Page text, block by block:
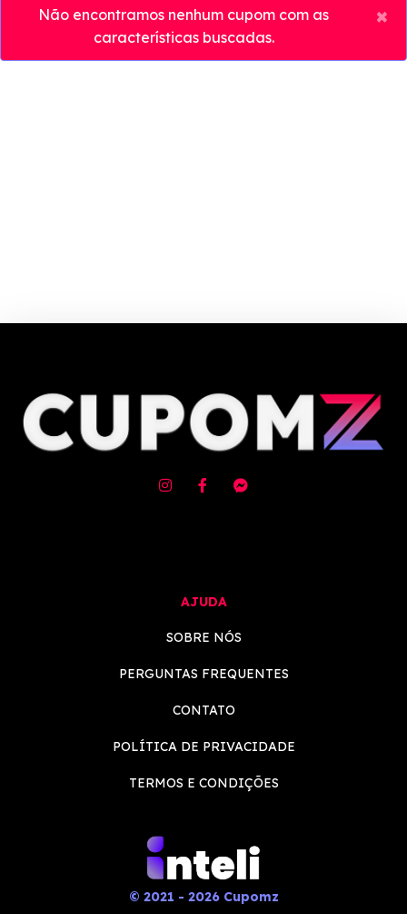
Não encontramos nenhum cupom com as
características buscadas.
×
AJUDA
SOBRE NÓS
PERGUNTAS FREQUENTES
CONTATO
POLÍTICA DE PRIVACIDADE
TERMOS E CONDIÇÕES
© 2021 - 2026 Cupomz